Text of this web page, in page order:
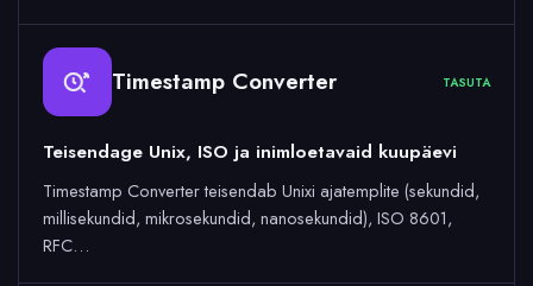
Timestamp Converter TASUTA
Teisendage Unix, ISO ja inimloetavaid kuupäevi
Timestamp Converter teisendab Unixi ajatemplite (sekundid,
millisekundid, mikrosekundid, nanosekundid), ISO 8601,
RFC…